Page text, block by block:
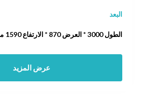
البعد
الطول 3000 * العرض 870 * الارتفاع 1590 ملم
عرض المزيد